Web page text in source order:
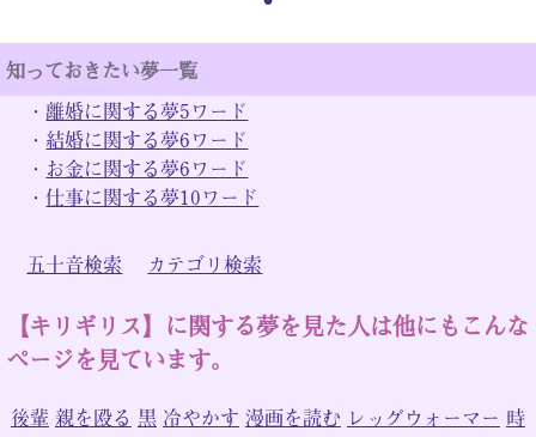
知っておきたい夢一覧
・ 離婚に関する夢5ワード
・ 結婚に関する夢6ワード
・ お金に関する夢6ワード
・仕事に関する夢10ワード
五十音検索 カテゴリ検索
【キリギリス】に関する夢を見た人は他にもこんな
ページを見ています。
後輩 親を殴る 黒 冷やかす 漫画を読む レッグウォーマー 時